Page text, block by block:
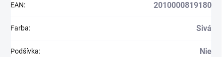
EAN: 2010000819180
Farba: Sivá
Podšívka: Nie